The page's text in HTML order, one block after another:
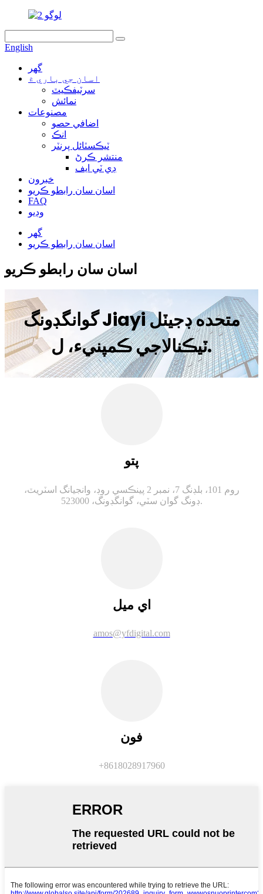
English
گهر
اسان جي باري ۾
سرٽيفڪيٽ
نمائش
مصنوعات
اضافي حصو
انڪ
ٽيڪسٽائل پرنٽر
منتشر ڪرڻ
ڊي ٽي ايف
خبرون
اسان سان رابطو ڪريو
FAQ
وڊيو
گهر
اسان سان رابطو ڪريو
اسان سان رابطو ڪريو
گوانگڊونگ Jiayi متحده ڊجيٽل
ٽيڪنالاجي ڪمپنيء، ل.
پتو
روم 101، بلڊنگ 7، نمبر 2 پينڪسي روڊ، وانجيانگ اسٽريٽ،
ڊونگ گوان سٽي، گوانگڊونگ، 523000.
اي ميل
amos@yfdigital.com
فون
+8618028917960